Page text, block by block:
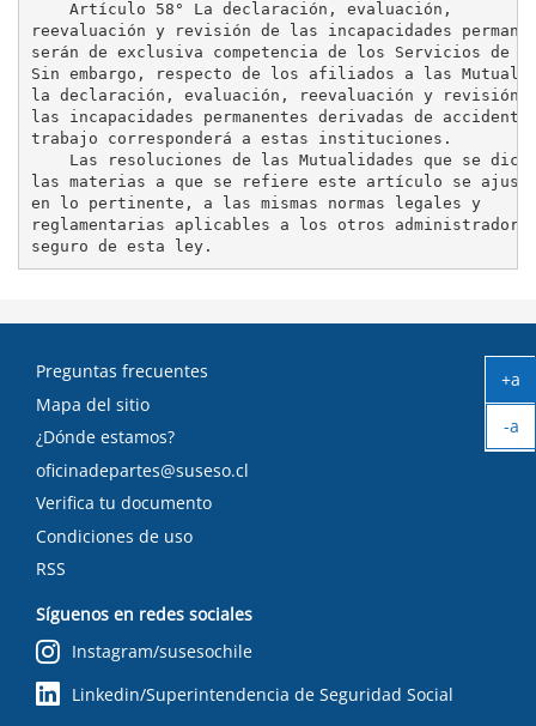
    Artículo 58° La declaración, evaluación,
reevaluación y revisión de las incapacidades
serán de exclusiva competencia de los Servicios de
Sin embargo, respecto de los afiliados a las
la declaración, evaluación, reevaluación y revisión
las incapacidades permanentes derivadas de
trabajo corresponderá a estas instituciones.
Las resoluciones de las Mutualidades que se
las materias a que se refiere este artículo se
en lo pertinente, a las mismas normas legales y
reglamentarias aplicables a los otros
Preguntas frecuentes
Mapa del sitio
¿Dónde estamos?
oficinadepartes@suseso.cl
Verifica tu documento
Condiciones de uso
RSS
Síguenos en redes sociales
Instagram/susesochile
Linkedin/Superintendencia de Seguridad Social
+a
-a